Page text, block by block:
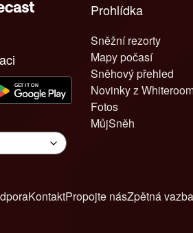
Prohlídka
Sněžní rezorty
Mapy počasí
Sněhový přehled
Novinky z
Fotos
MůjSněh
KontaktPropojte násZpětná vazba